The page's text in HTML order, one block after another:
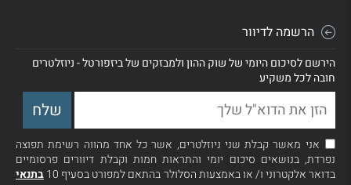
הרשמה לדיוור
הירשם לסיכום היומי של שוק ההון ולמבזקים של ביזפורטל - ניוזלטרים
חובה לכל משקיע
אני מאשר קבלת שני ניוזלטרים, אשר כל אחד מהווה רשימת תפוצה
נפרדת, בנושאים סיכום יומי והתראות חמות וקבלת דיוורים פרסומיים
בדואר אלקטרוני ו/ או באמצעות הסלולר בהתאם למפורט בסעיף 10
בתנאי